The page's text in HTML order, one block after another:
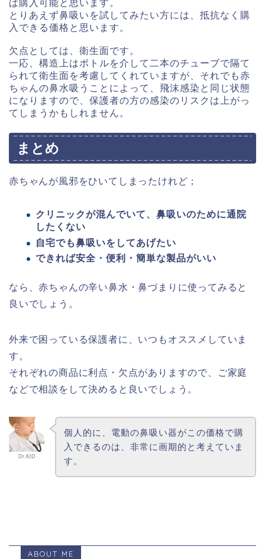
ば購入可能と思います。
とりあえず鼻吸いを試してみたい方には、抵抗なく購
入できる価格と思います。
欠点としては、衛生面です。
一応、構造上はボトルを介して二本のチューブで隔て
られて衛生面を考慮してくれていますが、それでも赤
ちゃんの鼻水吸うことによって、飛沫感染と同じ状態
になりますので、保護者の方の感染のリスクは上がっ
てしまうかもしれません。
まとめ
赤ちゃんが風邪をひいてしまったけれど；
クリニックが混んでいて、鼻吸いのために通院
したくない
自宅でも鼻吸いをしてあげたい
できれば安全・便利・簡単な製品がいい
なら、赤ちゃんの辛い鼻水・鼻づまりに使ってみると
良いでしょう。
外来で困っている保護者に、いつもオススメしていま
す。
それぞれの商品に利点・欠点がありますので、ご家庭
などで相談をして決めると良いでしょう。
Dr.KID
個人的に、電動の鼻吸い器がこの価格で購
入できるのは、非常に画期的と考えていま
す。
ABOUT ME